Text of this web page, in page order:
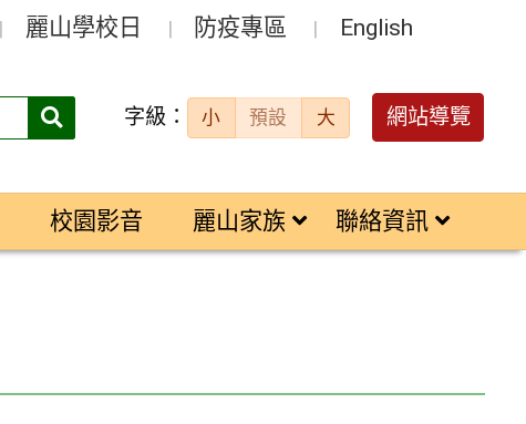
麗山學校日 防疫專區 English
搜
字級： 小 預設 大 網站導覽
校園影音 麗山家族 聯絡資訊